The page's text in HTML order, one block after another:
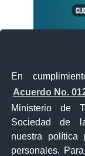
En
Acuerdo No.
Ministerio de
Sociedad de
nuestra política
personales.